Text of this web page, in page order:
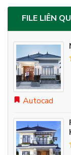
FILE LIÊN
Autocad